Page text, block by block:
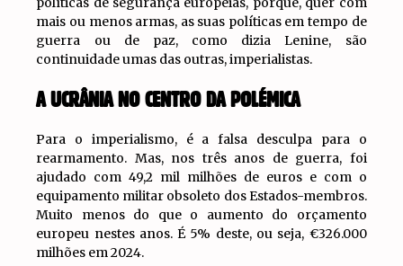
mais ou menos armas, as suas políticas em tempo de
guerra ou de paz, como dizia Lenine, são
continuidade umas das outras, imperialistas.
A UCRÂNIA NO CENTRO DA POLÉMICA
Para o imperialismo, é a falsa desculpa para o
rearmamento. Mas, nos três anos de guerra, foi
ajudado com 49,2 mil milhões de euros e com o
equipamento militar obsoleto dos Estados-membros.
Muito menos do que o aumento do orçamento
europeu nestes anos. É 5% deste, ou seja, €326.000
milhões em 2024.